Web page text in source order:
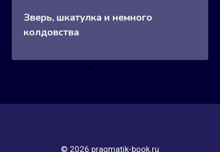
Зверь, шкатулка и немного
колдовства
© 2026 pragmatik-book.ru